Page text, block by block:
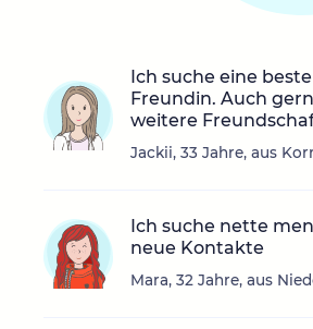
Ich suche eine beste
Freundin. Auch
weitere
Jackii, 33 Jahre, aus
Ich suche nette
neue Kontakte
Mara, 32 Jahre, aus